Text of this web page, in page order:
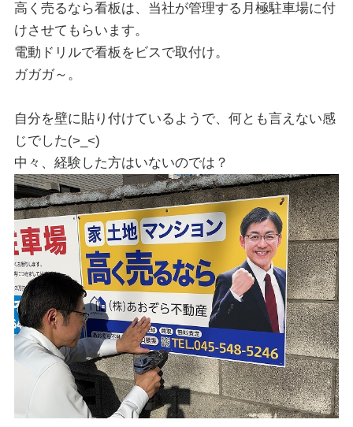
高く売るなら看板は、当社が管理する月極駐車場に付
けさせてもらいます。
電動ドリルで看板をビスで取付け。
ガガガ～。
自分を壁に貼り付けているようで、何とも言えない感
じでした(>_<)
中々、経験した方はいないのでは？